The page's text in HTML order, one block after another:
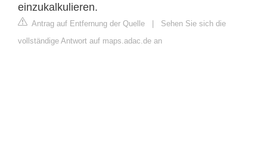
einzukalkulieren.
Antrag auf Entfernung der Quelle
Sehen Sie sich die
vollständige Antwort auf maps.adac.de an